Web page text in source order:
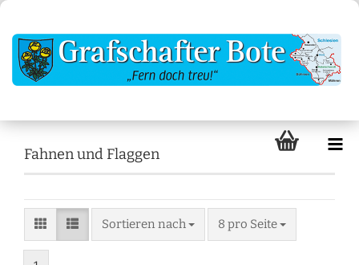
Fahnen und Flaggen
Sortieren nach 8 pro Seite